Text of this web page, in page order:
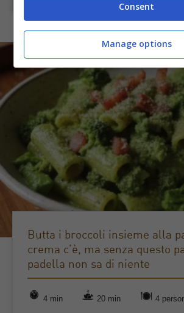
Butta i broccoli insieme alla
crema c’è, ma senza questo
padella non sa di niente
4 min 20 min 4
Consent
Manage options